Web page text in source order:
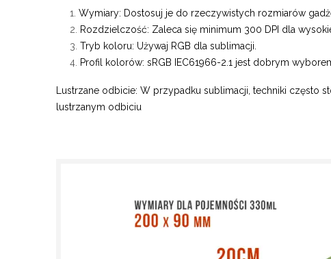
Wymiary: Dostosuj je do rzeczywistych rozmiarów
Rozdzielczość: Zaleca się minimum 300 DPI dla
Tryb koloru: Używaj RGB dla sublimacji.
Profil kolorów: sRGB IEC61966-2.1 jest dobrym
Lustrzane odbicie: W przypadku sublimacji, techniki często
lustrzanym odbiciu